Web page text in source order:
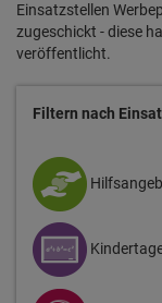
Einsatzstellen
zugeschickt - diese
veröffentlicht.
Filtern nach